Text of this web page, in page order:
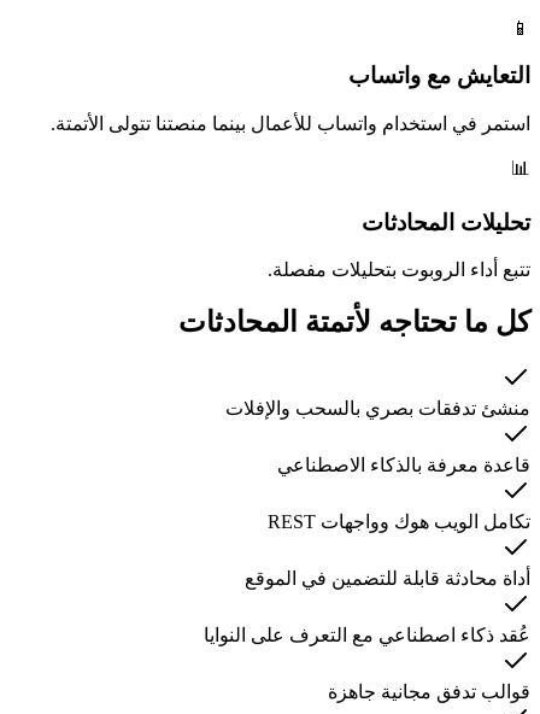
📱
التعايش مع واتساب
استمر في استخدام واتساب للأعمال بينما منصتنا تتولى الأتمتة.
📊
تحليلات المحادثات
تتبع أداء الروبوت بتحليلات مفصلة.
كل ما تحتاجه لأتمتة المحادثات
منشئ تدفقات بصري بالسحب والإفلات
قاعدة معرفة بالذكاء الاصطناعي
تكامل الويب هوك وواجهات REST
أداة محادثة قابلة للتضمين في الموقع
عُقد ذكاء اصطناعي مع التعرف على النوايا
قوالب تدفق مجانية جاهزة